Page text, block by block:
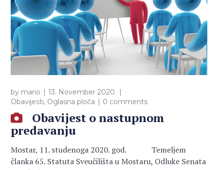
by mario
13. November 2020.
Obavijesti, Oglasna ploča 0 comments
Obavijest o nastupnom
predavanju
Mostar, 11. studenoga 2020. god. Temeljem
članka 65. Statuta Sveučilišta u Mostaru, Odluke Senata